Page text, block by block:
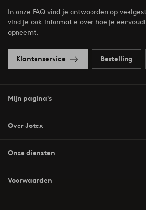
In onze FAQ vind je antwoorden op
vind je ook informatie over hoe je
opneemt.
Klantenservice Bestelling
Mijn pagina's
Over Jotex
Onze diensten
Voorwaarden